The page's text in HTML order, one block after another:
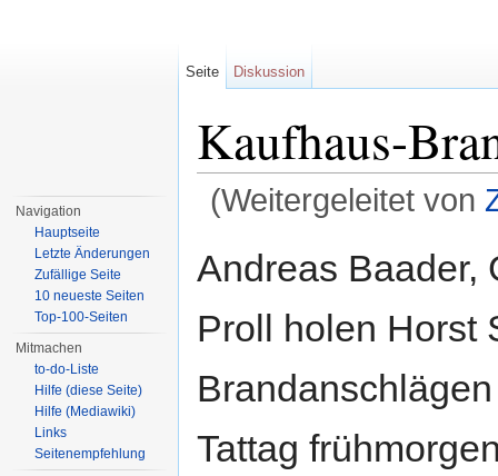
Kaufhaus-
(Weitergeleitet von
Andreas Baader,
Proll holen Horst
Tattag
Seite Diskussion
Navigation
Hauptseite
Letzte Änderungen
Zufällige Seite
10 neueste Seiten
Top-100-Seiten
Mitmachen
to-do-Liste
Hilfe (diese Seite)
Hilfe (Mediawiki)
Links
Seitenempfehlung